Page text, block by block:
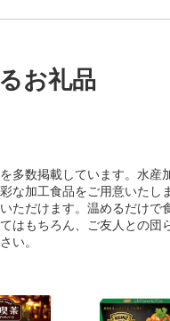
お礼品
多数掲載しています。水
な加工食品をご用意いた
ただけます。温めるだけ
はもちろん、ご友人との
い。